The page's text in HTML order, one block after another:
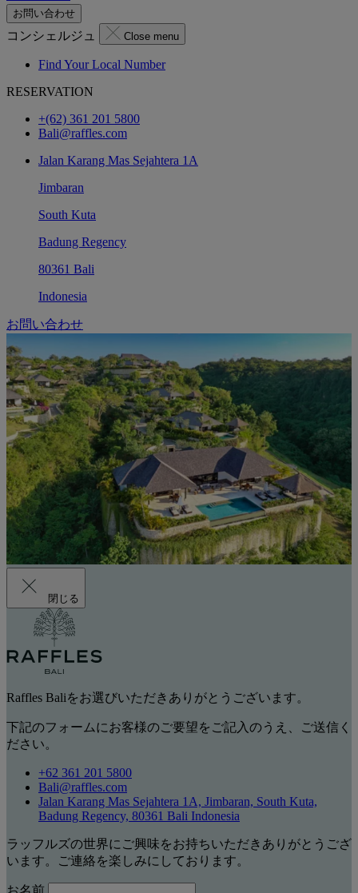
お問い合わせ
コンシェルジュ Close menu
Find Your Local Number
RESERVATION
+(62) 361 201 5800
Bali@raffles.com
Jalan Karang Mas Sejahtera 1A
Jimbaran
South Kuta
Badung Regency
80361 Bali
Indonesia
お問い合わせ
閉じる
Raffles Baliをお選びいただきありがとうございます。
下記のフォームにお客様のご要望をご記入のうえ、ご送信く
ださい。
+62 361 201 5800
Bali@raffles.com
Jalan Karang Mas Sejahtera 1A, Jimbaran, South Kuta,
Badung Regency, 80361 Bali Indonesia
ラッフルズの世界にご興味をお持ちいただきありがとうござ
います。ご連絡を楽しみにしております。
お名前